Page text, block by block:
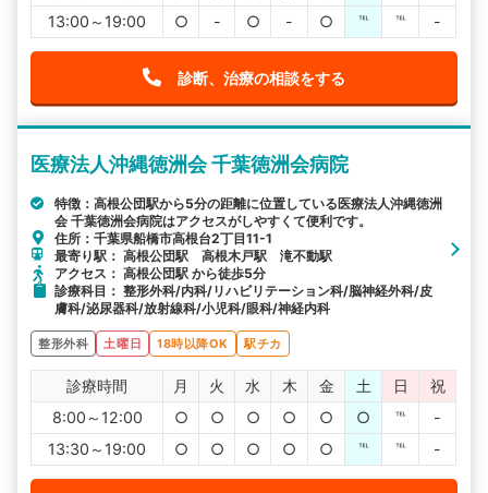
13:00～19:00
○ - ○ - ○ ℡ ℡ -
診断、治療の相談をする
医療法人沖縄徳洲会 千葉徳洲会病院
特徴：高根公団駅から5分の距離に位置している医療法人沖縄徳洲
会 千葉徳洲会病院はアクセスがしやすくて便利です。
住所：千葉県船橋市高根台2丁目11-1
最寄り駅： 高根公団駅 高根木戸駅 滝不動駅
アクセス： 高根公団駅 から徒歩5分
診療科目： 整形外科/内科/リハビリテーション科/脳神経外科/皮
膚科/泌尿器科/放射線科/小児科/眼科/神経内科
整形外科 土曜日 18時以降OK 駅チカ
診療時間 月 火 水 木 金 土 日
祝
8:00～12:00
○ ○ ○ ○ ○ ○ ℡
-
13:30～19:00
○ ○ ○ ○ ○ ℡ ℡ -